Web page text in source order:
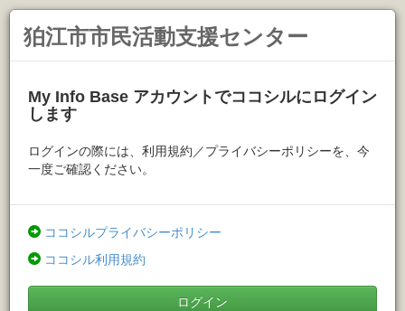
狛江市市民活動支援センター
My Info Base アカウントでココシルにログイン
します
ログインの際には、利用規約／プライバシーポリシーを、今
一度ご確認ください。
ココシルプライバシーポリシー
ココシル利用規約
ログイン